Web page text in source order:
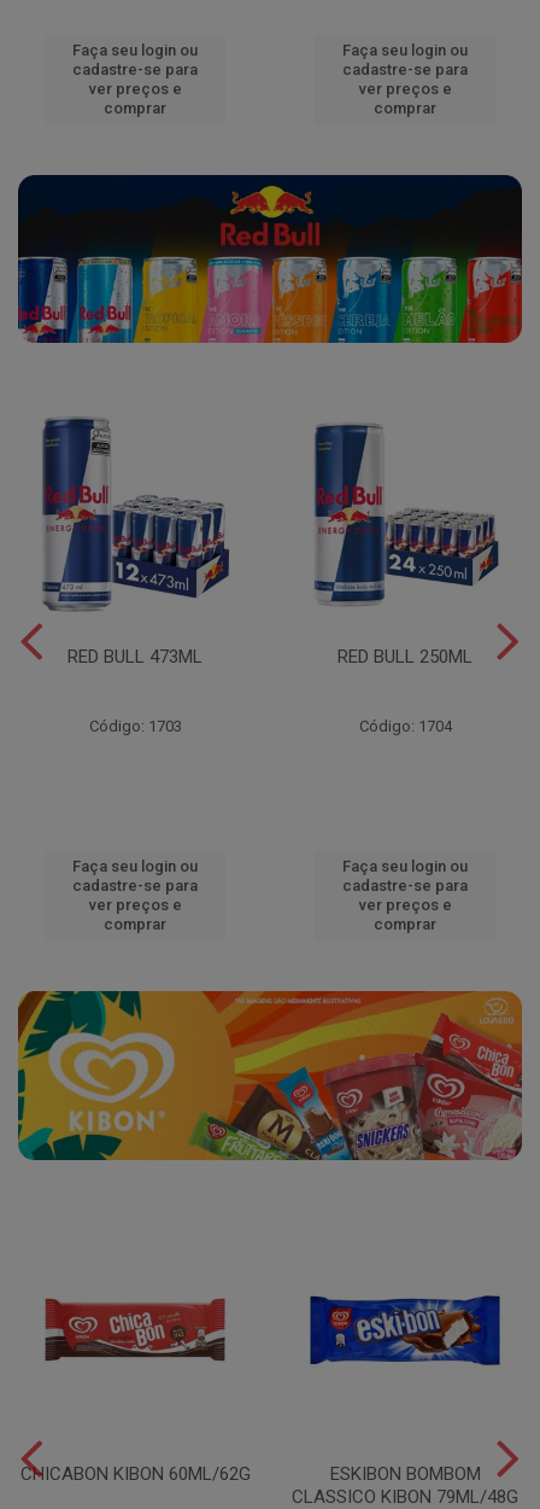
Faça seu login ou
cadastre-se para
ver preços e
comprar
Faça seu login ou
cadastre-se para
ver preços e
comprar
RED BULL 473ML
Código: 1703
Faça seu login ou
cadastre-se para
ver preços e
comprar
RED BULL 250ML
Código: 1704
Faça seu login ou
cadastre-se para
ver preços e
comprar
CHICABON KIBON 60ML/62G
ESKIBON BOMBOM
CLASSICO KIBON 79ML/48G